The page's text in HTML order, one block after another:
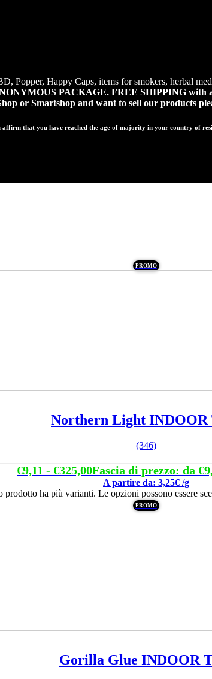
Popper, Happy Caps, items for smokers, herbal
PACKAGE. FREE SHIPPING with
or Smartshop and want to sell our products
that you have reached the age of majority in your country of
PROMO
Northern Light INDOOR
(346)
€9,11 - €325,00Fascia di prezzo: da
A partire da: 3,25€ /g
prodotto ha più varianti. Le opzioni possono essere
PROMO
Gorilla Glue INDOOR